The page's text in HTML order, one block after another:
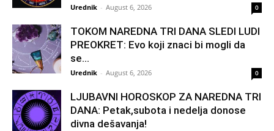
Urednik - August 6, 2026 0
TOKOM NAREDNA TRI DANA SLEDI LUDI
PREOKRET: Evo koji znaci bi mogli da
se...
Urednik - August 6, 2026 0
LJUBAVNI HOROSKOP ZA NAREDNA TRI
DANA: Petak,subota i nedelja donose
divna dešavanja!